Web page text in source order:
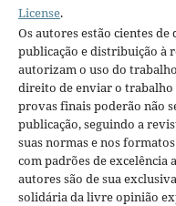
License.
Os autores estão cientes
publicação e distribuição à
autorizam o uso do
direito de enviar o trabalho
provas finais poderão não
publicação, seguindo a
suas normas e nos
com padrões de excelência
autores são de sua
solidária da livre opinião